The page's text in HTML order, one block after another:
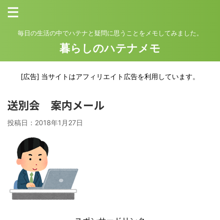
毎日の生活の中でハテナと疑問に思うことをメモしてみました。
暮らしのハテナメモ
[広告] 当サイトはアフィリエイト広告を利用しています。
送別会 案内メール
投稿日： 2018年1月27日